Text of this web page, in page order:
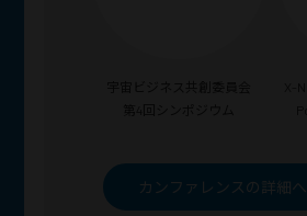
カンファレンスの詳細へ